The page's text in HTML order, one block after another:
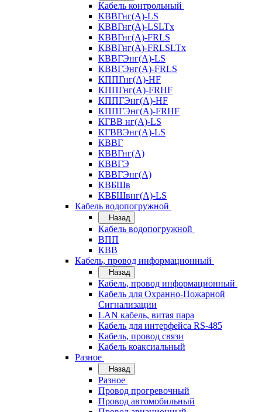
Кабель контрольный
КВВГнг(А)-LS
КВВГнг(А)-LSLTx
КВВГнг(А)-FRLS
КВВГнг(А)-FRLSLTx
КВВГЭнг(А)-LS
КВВГЭнг(А)-FRLS
КППГнг(А)-HF
КППГнг(А)-FRHF
КППГЭнг(А)-HF
КППГЭнг(А)-FRHF
КГВВ нг(А)-LS
КГВВЭнг(А)-LS
КВВГ
КВВГнг(А)
КВВГЭ
КВВГЭнг(А)
КВБШв
КВБШвнг(А)-LS
Кабель водопогружной
Назад
Кабель водопогружной
ВПП
КВВ
Кабель, провод информационный
Назад
Кабель, провод информационный
Кабель для Охранно-Пожарной
Сигнализации
LAN кабель, витая пара
Кабель для интерфейса RS-485
Кабель, провод связи
Кабель коаксиальный
Разное
Назад
Разное
Провод прогревочный
Провод автомобильный